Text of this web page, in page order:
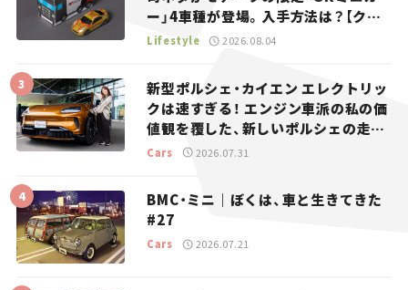
ー」4車種が登場。入手方法は？【クル
マとホビー】
Lifestyle 2026.08.04
新型ポルシェ・カイエン エレクトリッ
クは速すぎる！ エンジン車派の私の価
値観を覆した、新しいポルシェの走
り。
Cars 2026.07.31
BMC・ミニ｜ぼくは、車と生きてきた
#27
Cars 2026.07.21